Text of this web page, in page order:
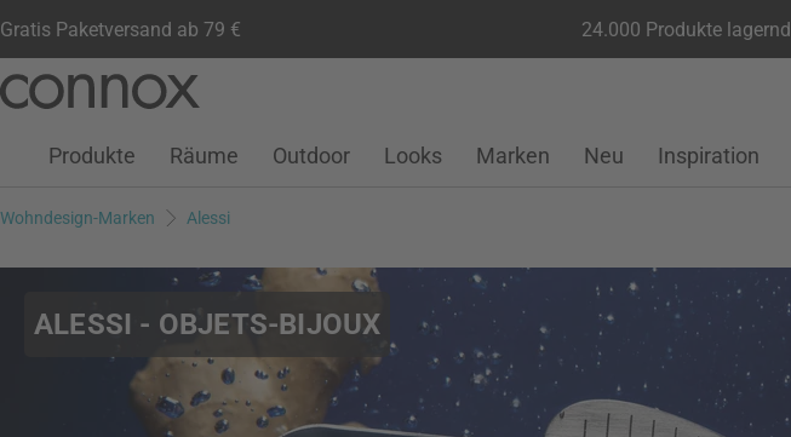
Gratis Paketversand ab 79 € 24.000 Produkte lagernd
Seiteninhalt
Suchfeld
Kundenkonto
Wunschliste
Warenkorb
Produkte Räume Outdoor Looks Marken Neu Inspiration
Wohndesign-Marken Alessi
ALESSI - OBJETS-BIJOUX